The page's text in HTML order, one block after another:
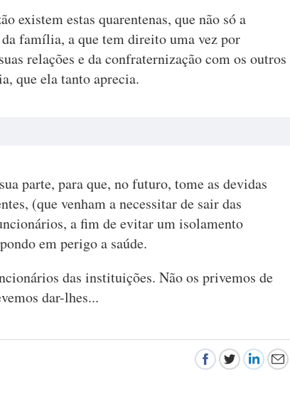
existem estas quarentenas, que não só a
família, a que tem direito uma vez por
relações e da confraternização com os outros
que ela tanto aprecia.
parte, para que, no futuro, tome as devidas
(que venham a necessitar de sair das
a fim de evitar um isolamento
em perigo a saúde.
das instituições. Não os privemos de
dar-lhes...